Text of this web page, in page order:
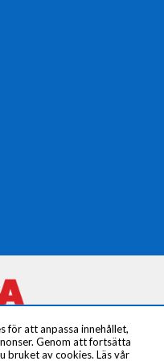
för att anpassa innehållet,
Genom att fortsätta
bruket av cookies. Läs vår